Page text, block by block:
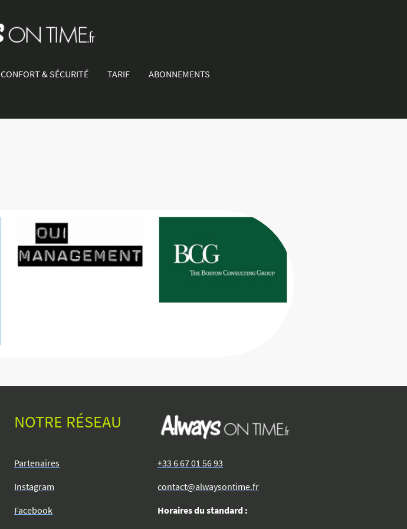
CONFORT & SÉCURITÉ TARIF
ABONNEMENTS
NOTRE RÉSEAU
Partenaires
Instagram
Facebook
+33 6 67 01 56 93
contact@alwaysontime.fr
Horaires du standard :